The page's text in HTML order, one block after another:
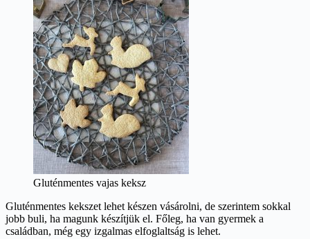
Gluténmentes vajas keksz
Gluténmentes kekszet lehet készen vásárolni, de szerintem sokkal
jobb buli, ha magunk készítjük el. Főleg, ha van gyermek a
családban, még egy izgalmas elfoglaltság is lehet.